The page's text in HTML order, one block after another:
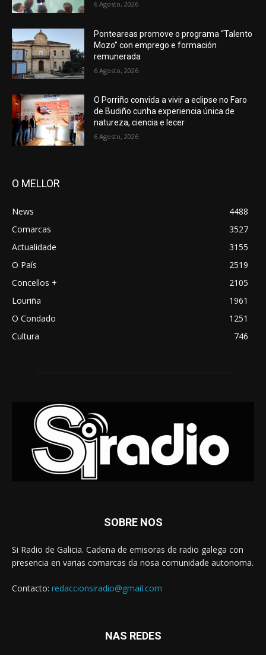
6 Agosto, 2026
Ponteareas promove o programa “Talento
Mozo” con emprego e formación
remunerada
6 Agosto, 2026
O Porriño convida a vivir a eclipse no Faro
de Budiño cunha experiencia única de
natureza, ciencia e lecer
6 Agosto, 2026
O MELLOR
News
4488
Comarcas
3527
Actualidade
3155
O País
2519
Concellos +
2105
Louriña
1961
O Condado
1251
Cultura
746
SOBRE NOS
Si Radio de Galicia. Cadena de emisoras de radio galega con
presencia en varias comarcas da nosa comunidade autonoma.
Contacto: redaccionsiradio@gmail.com
NAS REDES